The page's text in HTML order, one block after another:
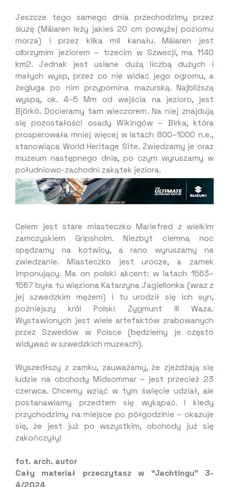
Jeszcze tego samego dnia przechodzimy przez
śluzę (Mälaren leży jakieś 20 cm powyżej poziomu
morza) i przez kilka mil kanału. Mälaren jest
olbrzymim jeziorem – trzecim w Szwecji, ma 1140
km2. Jednak jest usiane dużą liczbą dużych i
małych wysp, przez co nie widać jego ogromu, a
żegluga po nim przypomina mazurską. Najbliższą
wyspą, ok. 4–5 Mm od wejścia na jezioro, jest
Björkö. Docieramy tam wieczorem. Na niej znajdują
się pozostałości osady Wikingów – Birka, która
prosperowała mniej więcej w latach 800–1000 n.e.,
stanowiąca World Heritage Site. Zwiedzamy je oraz
muzeum następnego dnia, po czym wyruszamy w
południowo-zachodni zakątek jeziora.
Celem jest stare miasteczko Mariefred z wielkim
zamczyskiem Gripsholm. Niezbyt ciemną noc
spędzamy na kotwicy, a rano wyruszamy na
zwiedzanie. Miasteczko jest urocze, a zamek
imponujący. Ma on polski akcent: w latach 1563–
1567 była tu więziona Katarzyna Jagiellonka (wraz z
jej szwedzkim mężem) i tu urodził się ich syn,
poźniejszy król Polski Zygmunt III Waza.
Wystawionych jest wiele artefaktów zrabowanych
przez Szwedów w Polsce (będziemy je często
widywać w szwedzkich muzeach).
Wyszedłszy z zamku, zauważamy, że zjeżdżają się
ludzie na obchody Midsommar – jest przecież 23
czerwca. Chcemy wziąć w tym święcie udział, ale
postanawiamy przedtem się wykąpać. I kiedy
przychodzimy na miejsce po półgodzinie – okazuje
się, że jest już po wszystkim, obchody już się
zakończyły!
fot. arch. autor
Cały materiał przeczytasz w “Jachtingu” 3-
4/2024